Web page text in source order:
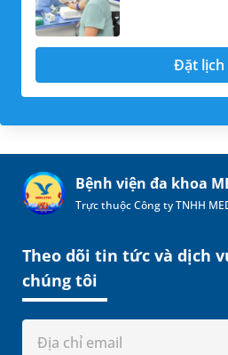
Đặt lịch
Bệnh viện đa khoa
Trực thuộc Công ty TNHH
Theo dõi tin tức và dịch
chúng tôi